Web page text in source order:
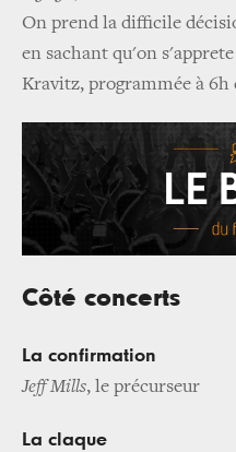
On prend la difficile
en sachant qu'on
Kravitz, programmée à
Côté concerts
La confirmation
Jeff Mills, le précurseur
La claque